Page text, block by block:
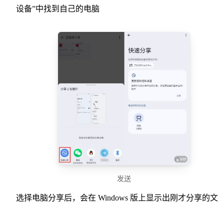
设备”中找到自己的电脑
发送
选择电脑分享后，会在 Windows 版上显示出刚才分享的文